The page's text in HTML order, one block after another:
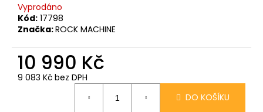
Vyprodáno
Kód: 17798
Značka:ROCK MACHINE
10 990 Kč
9 083 Kč bez DPH
DO KOŠÍKU
D
o
p